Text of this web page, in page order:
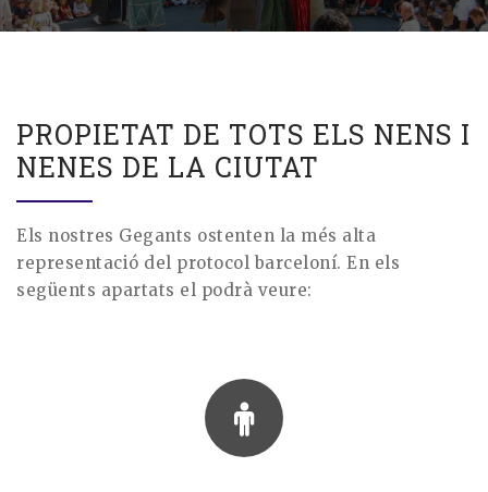
PROPIETAT DE TOTS ELS NENS I
NENES DE LA CIUTAT
Els nostres Gegants ostenten la més alta
representació del protocol barceloní. En els
següents apartats el podrà veure: